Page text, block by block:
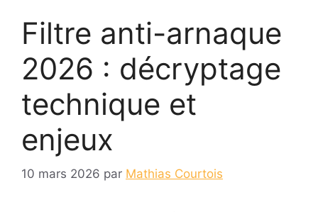
Filtre anti-arnaque
2026 : décryptage
technique et
enjeux
10 mars 2026 par Mathias Courtois